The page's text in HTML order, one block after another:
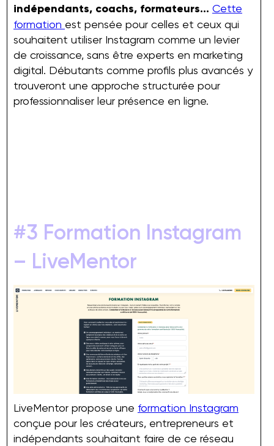
indépendants, coachs, formateurs… Cette
formation est pensée pour celles et ceux qui
souhaitent utiliser Instagram comme un levier
de croissance, sans être experts en marketing
digital. Débutants comme profils plus avancés y
trouveront une approche structurée pour
professionnaliser leur présence en ligne.
#3 Formation Instagram
– LiveMentor
LiveMentor propose une formation Instagram
conçue pour les créateurs, entrepreneurs et
indépendants souhaitant faire de ce réseau